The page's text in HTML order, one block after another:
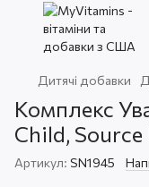
Дитячі добавки
Комплекс
Child,
Артикул: SN1945